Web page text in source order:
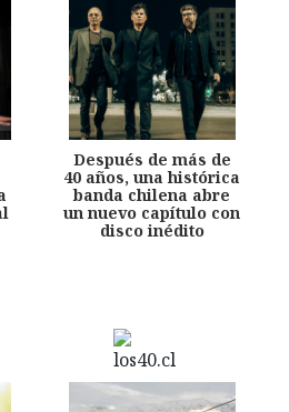
Después de más de
40 años, una histórica
banda chilena abre
un nuevo capítulo con
disco inédito